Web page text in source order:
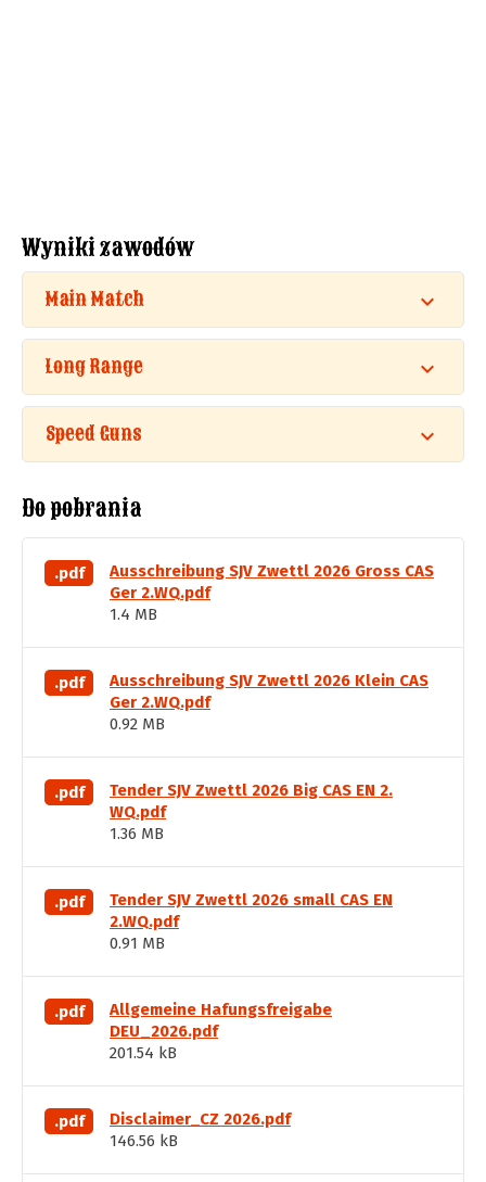
Wyniki zawodów
Main Match
Long Range
Speed Guns
Do pobrania
.pdf
Ausschreibung SJV Zwettl 2026 Gross CAS
Ger 2.WQ.pdf
1.4 MB
.pdf
Ausschreibung SJV Zwettl 2026 Klein CAS
Ger 2.WQ.pdf
0.92 MB
.pdf
Tender SJV Zwettl 2026 Big CAS EN 2.
WQ.pdf
1.36 MB
.pdf
Tender SJV Zwettl 2026 small CAS EN
2.WQ.pdf
0.91 MB
.pdf
Allgemeine Hafungsfreigabe
DEU_2026.pdf
201.54 kB
.pdf
Disclaimer_CZ 2026.pdf
146.56 kB